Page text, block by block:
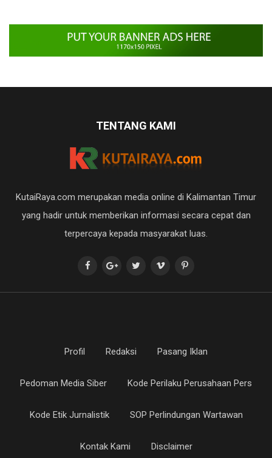
TENTANG KAMI
KutaiRaya.com merupakan media online di Kalimantan Timur
yang hadir untuk memberikan informasi secara cepat dan
terpercaya kepada masyarakat luas.
Profil Redaksi Pasang Iklan
Pedoman Media Siber Kode Perilaku Perusahaan Pers
Kode Etik Jurnalistik SOP Perlindungan Wartawan
Kontak Kami Disclaimer